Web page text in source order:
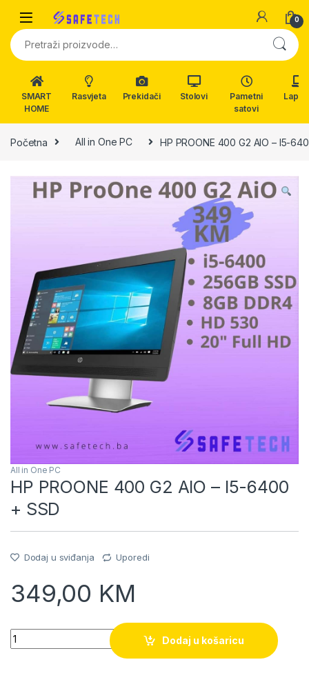
0
Pretraži:
SMART
HOME
Rasvjeta Prekidači Stolovi
Pametni
satovi
Početna All in One PC HP PROONE 400 G2 AIO – I5-
All in One PC
HP PROONE 400 G2 AIO – I5-6400
+ SSD
Dodaj u sviđanja Uporedi
349,00 KM
Quantity
Dodaj u košaricu